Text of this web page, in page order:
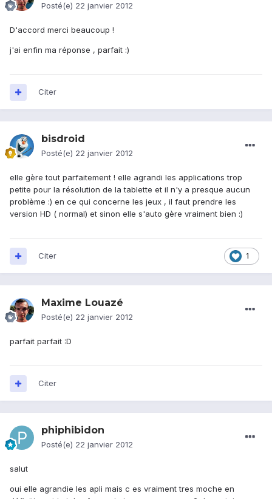
Posté(e) 22 janvier 2012
D'accord merci beaucoup !
j'ai enfin ma réponse , parfait :)
Citer
bisdroid
Posté(e) 22 janvier 2012
elle gère tout parfaitement ! elle agrandi les applications trop
petite pour la résolution de la tablette et il n'y a presque aucun
problème :) en ce qui concerne les jeux , il faut prendre les
version HD ( normal) et sinon elle s'auto gère vraiment bien :)
1
Citer
Maxime Louazé
Posté(e) 22 janvier 2012
parfait parfait :D
Citer
phiphibidon
Posté(e) 22 janvier 2012
salut
oui elle agrandie les apli mais c es vraiment tres moche en